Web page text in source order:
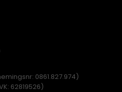
0861.827.974)
62819526)